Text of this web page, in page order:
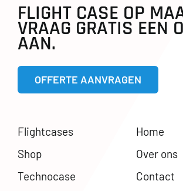
FLIGHT CASE OP
VRAAG GRATIS EEN
AAN.
OFFERTE AANVRAGEN
Flightcases
Shop
Technocase
Home
Over ons
Contact